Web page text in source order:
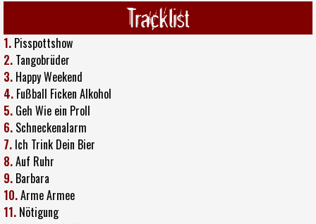
Tracklist
1. Pisspottshow
2. Tangobrüder
3. Happy Weekend
4. Fußball Ficken Alkohol
5. Geh Wie ein Proll
6. Schneckenalarm
7. Ich Trink Dein Bier
8.Auf Ruhr
9. Barbara
10.Arme Armee
11. Nötigung